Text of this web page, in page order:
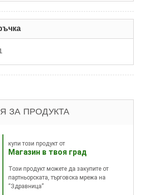
ЗА ПРОДУКТА
купи този продукт от
Магазин в твоя град
Този продукт можете да закупите от
партньорската, търговска мрежа на
“Здравница”